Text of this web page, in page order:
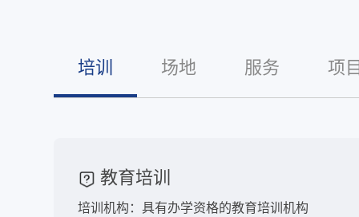
培训 场地 服务 项
教育培训
培训机构：具有办学资格的教育培训机构